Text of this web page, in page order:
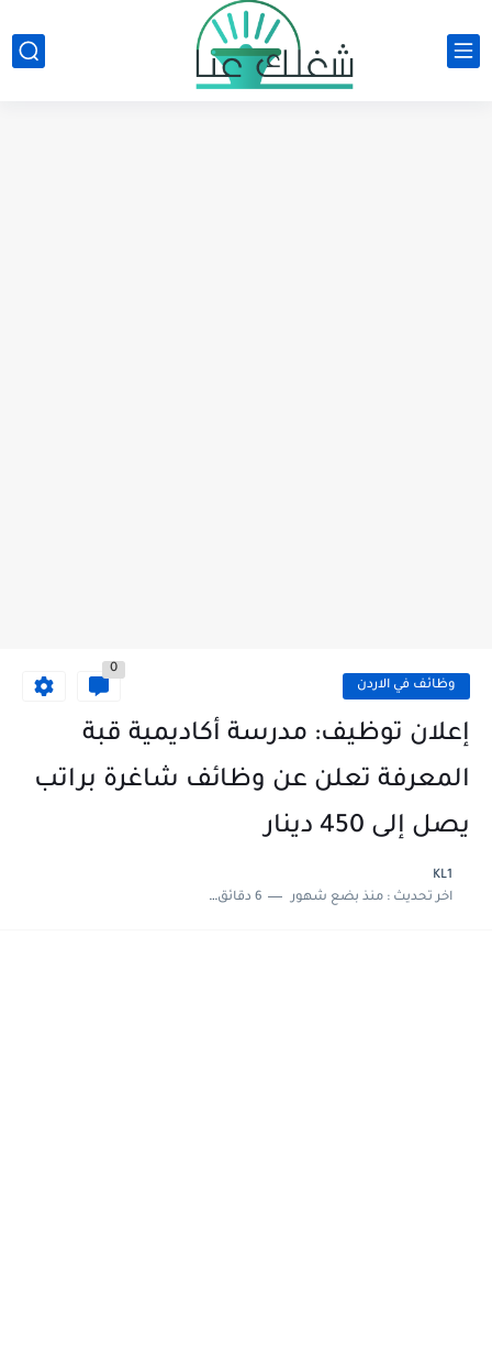
وظائف في الاردن
0
إعلان توظيف: مدرسة أكاديمية قبة
المعرفة تعلن عن وظائف شاغرة براتب
يصل إلى 450 دينار
KL1
اخر تحديث :منذ بضع شهور 6 دقائق للقراءة